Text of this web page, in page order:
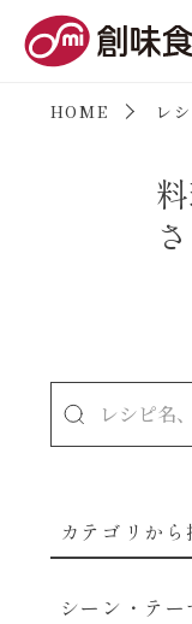
HOME レ
カテゴリから
シーン・テ